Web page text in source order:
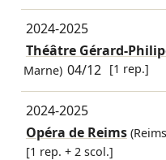
2024-2025
Théâtre Gérard-
Marne) 04/12 [1 rep.]
2024-2025
Opéra de Reims
[1 rep. + 2 scol.]